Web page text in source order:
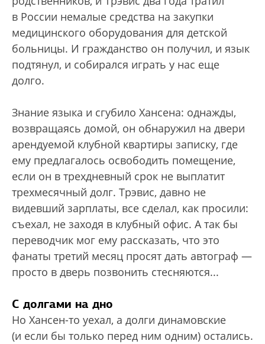
в России немалые средства на закупки
медицинского оборудования для детской
больницы. И гражданство он получил, и язык
подтянул, и собирался играть у нас еще
долго.
Знание языка и сгубило Хансена: однажды,
возвращаясь домой, он обнаружил на двери
арендуемой клубной квартиры записку, где
ему предлагалось освободить помещение,
если он в трехдневный срок не выплатит
трехмесячный долг. Трэвис, давно не
видевший зарплаты, все сделал, как просили:
съехал, не заходя в клубный офис. А так бы
переводчик мог ему рассказать, что это
фанаты третий месяц просят дать автограф —
просто в дверь позвонить стесняются...
С долгами на дно
Но Хансен-то уехал, а долги динамовские
(и если бы только перед ним одним) остались.